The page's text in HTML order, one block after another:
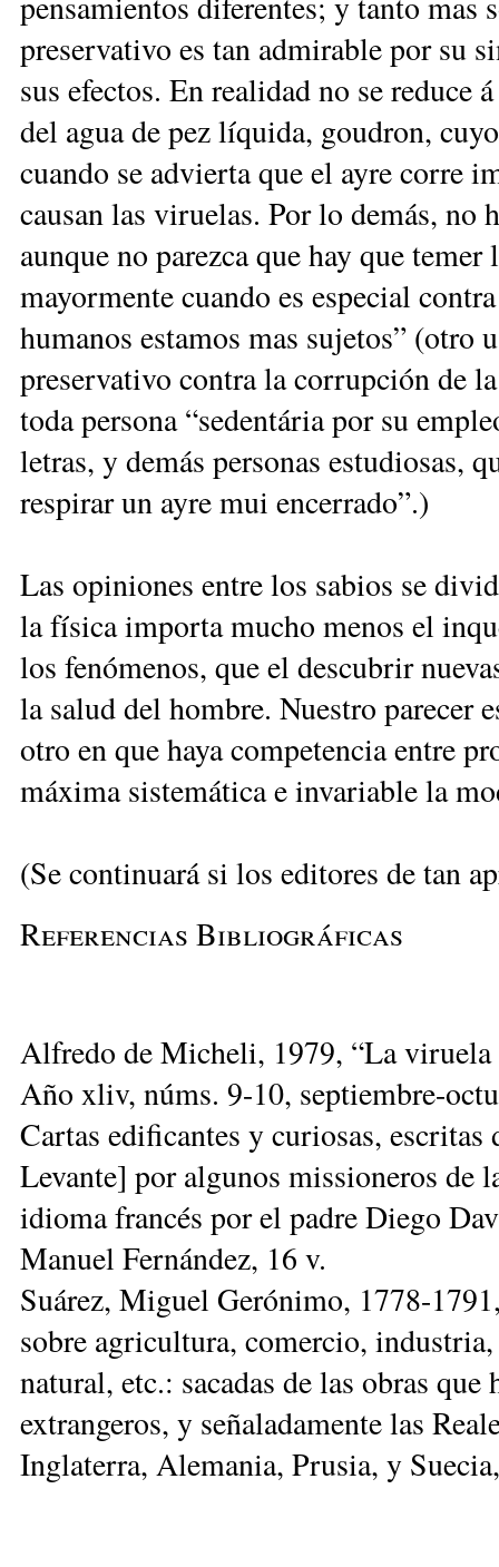
preservativo es tan admirable por su
sus efectos. En realidad no se reduce
del agua de pez líquida, goudron,
cuando se advierta que el ayre corre
causan las viruelas. Por lo demás, no
aunque no parezca que hay que
mayormente cuando es especial
humanos estamos mas sujetos” (otro
preservativo contra la corrupción de
toda persona “sedentária por su
letras, y demás personas estudiosas,
respirar un ayre mui encerrado”.)
Las opiniones entre los sabios se
la física importa mucho menos el
los fenómenos, que el descubrir
la salud del hombre. Nuestro parecer
otro en que haya competencia entre
máxima sistemática e invariable la
(Se continuará si los editores de tan
Referencias Bibliográficas
Alfredo de Micheli, 1979, “La viruela
Año xliv, núms. 9-10, septiembre-
Cartas edificantes y curiosas, escritas
Levante] por algunos missioneros de
idioma francés por el padre Diego
Manuel Fernández, 16 v.
Suárez, Miguel Gerónimo, 1778-
sobre agricultura, comercio,
natural, etc.: sacadas de las obras
extrangeros, y señaladamente las
Inglaterra, Alemania, Prusia, y